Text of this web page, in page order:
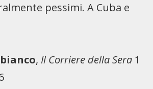
pessimi. A Cuba e
, Il Corriere della Sera1